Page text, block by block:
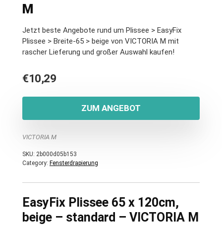
M
Jetzt beste Angebote rund um Plissee > EasyFix
Plissee > Breite-65 > beige von VICTORIA M mit
rascher Lieferung und großer Auswahl kaufen!
€10,29
ZUM ANGEBOT
VICTORIA M
SKU: 2b000d05b153
Category: Fensterdrapierung
EasyFix Plissee 65 x 120cm,
beige – standard – VICTORIA M